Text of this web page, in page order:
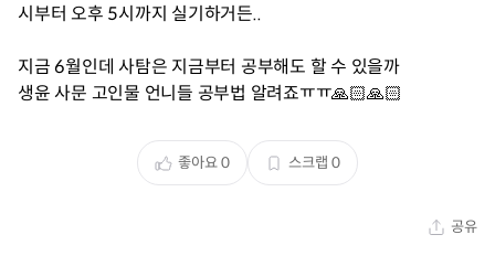
시부터 오후 5시까지 실기하거든..
지금 6월인데 사탐은 지금부터 공부해도 할 수 있을까
생윤 사문 고인물 언니들 공부법 알려죠ㅠㅠ🙏🏻🙏🏻
좋아요0 스크랩 0
공유